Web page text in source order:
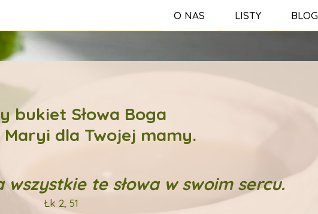
O NAS LISTY BLOG
bukiet Słowa Boga
Maryi dla Twojej mamy.
wszystkie te słowa w swoim sercu.
Łk 2, 51